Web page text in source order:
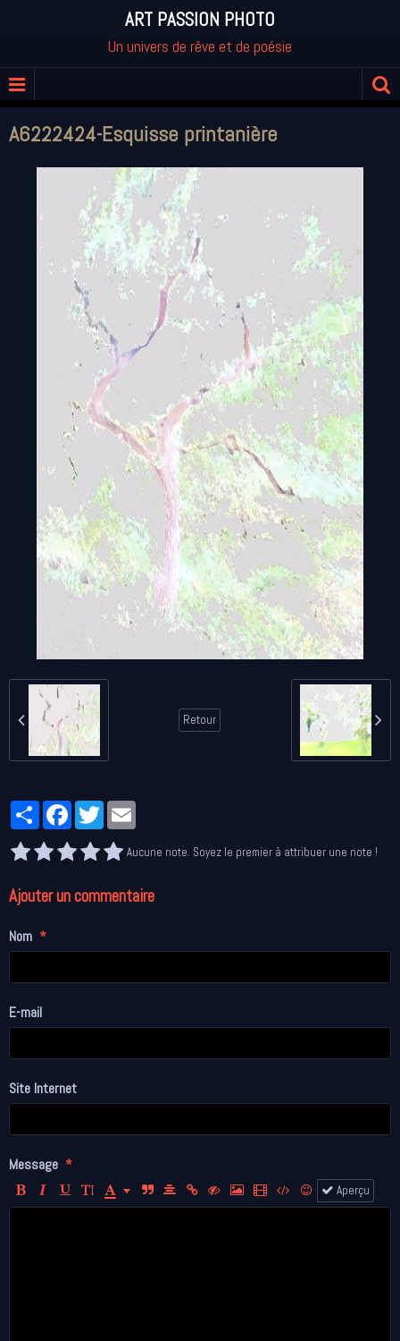
ART PASSION PHOTO
Un univers de rêve et de poésie
A6222424-Esquisse printanière
Retour
PartagerFacebookTwitter
Aucune note. Soyez le premier à attribuer une note !
Ajouter un commentaire
Nom
E-mail
Site Internet
Message
Aperçu